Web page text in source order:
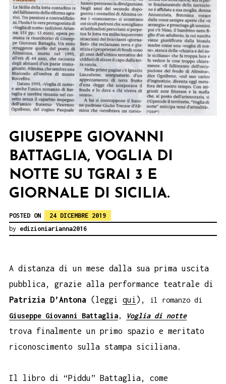
GIUSEPPE GIOVANNI
BATTAGLIA, VOGLIA DI
NOTTE SU TGRAI 3 E
GIORNALE DI SICILIA.
POSTED ON
24 DICEMBRE 2019
by edizioniarianna2016
A distanza di un mese dalla sua prima uscita
pubblica, grazie alla performance teatrale di
Patrizia D’Antona (leggi qui ),
il romanzo di
Giuseppe Giovanni Battaglia, Voglia di notte
trova finalmente un primo spazio e meritato
riconoscimento sulla stampa siciliana.
Il libro di “Piddu” Battaglia, come